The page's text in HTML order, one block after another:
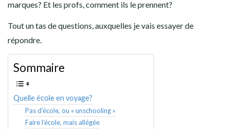
marques? Et les profs, comment ils le prennent?
Tout un tas de questions, auxquelles je vais essayer de
répondre.
Sommaire
Quelle école en voyage?
Pas d’école, ou « unschooling »
Faire l’école, mais allégée